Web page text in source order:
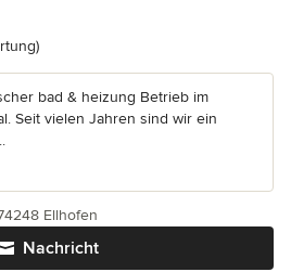
5 von 5 Sternen
bad & heizung Betrieb im
Seit vielen Jahren sind wir ein
Nachricht
Ellhofen